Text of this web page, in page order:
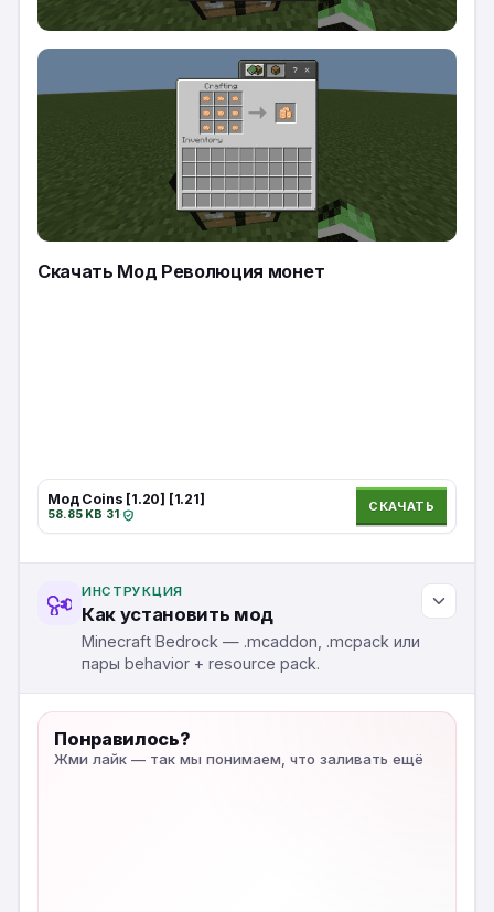
Скачать Мод Революция монет
Мод Coins [1.20] [1.21]
58.85 KB·31 ·
СКАЧАТЬ
ИНСТРУКЦИЯ
Как установить мод
Minecraft Bedrock — .mcaddon, .mcpack или
пары behavior + resource pack.
Понравилось?
Жми лайк — так мы понимаем, что заливать ещё